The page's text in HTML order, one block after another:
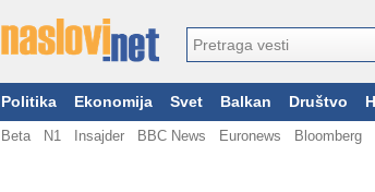
Politika Ekonomija Svet Balkan Društvo
Beta N1 Insajder BBC News Euronews Bloomberg